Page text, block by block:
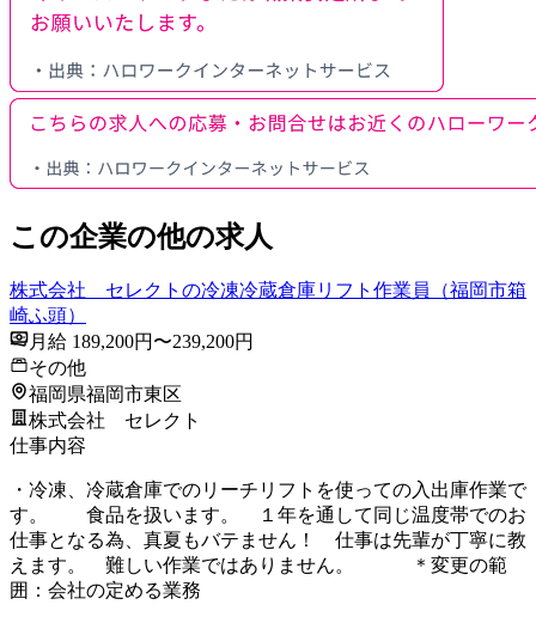
この企業の他の求人
株式会社 セレクトの冷凍冷蔵倉庫リフト作業員（福岡市箱
崎ふ頭）
月給 189,200円〜239,200円
その他
福岡県福岡市東区
株式会社 セレクト
仕事内容
・冷凍、冷蔵倉庫でのリーチリフトを使っての入出庫作業で
す。 食品を扱います。 １年を通して同じ温度帯でのお
仕事となる為、真夏もバテません！ 仕事は先輩が丁寧に教
えます。 難しい作業ではありません。 ＊変更の範
囲：会社の定める業務